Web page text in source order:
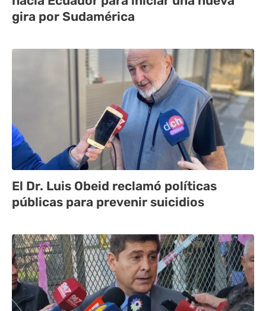
gira por Sudamérica
El Dr. Luis Obeid reclamó políticas
públicas para prevenir suicidios